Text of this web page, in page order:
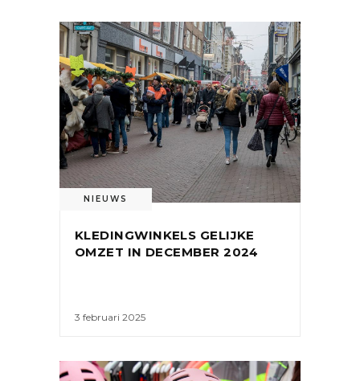
NIEUWS
KLEDINGWINKELS GELIJKE
OMZET IN DECEMBER 2024
3 februari 2025